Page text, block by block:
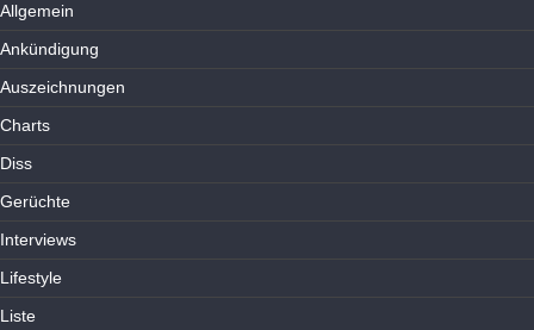
Allgemein
Ankündigung
Auszeichnungen
Charts
Diss
Gerüchte
Interviews
Lifestyle
Liste